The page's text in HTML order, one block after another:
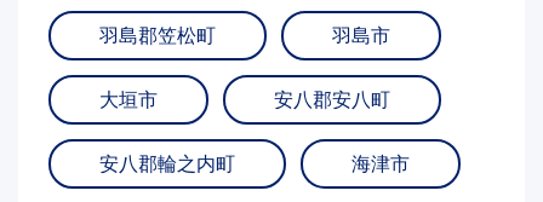
羽島郡笠松町 羽島市
大垣市 安八郡安八町
安八郡輪之内町 海津市